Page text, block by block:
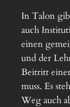
In Talon
auch
einen
und der
Beitritt
muss. Es
Weg auch